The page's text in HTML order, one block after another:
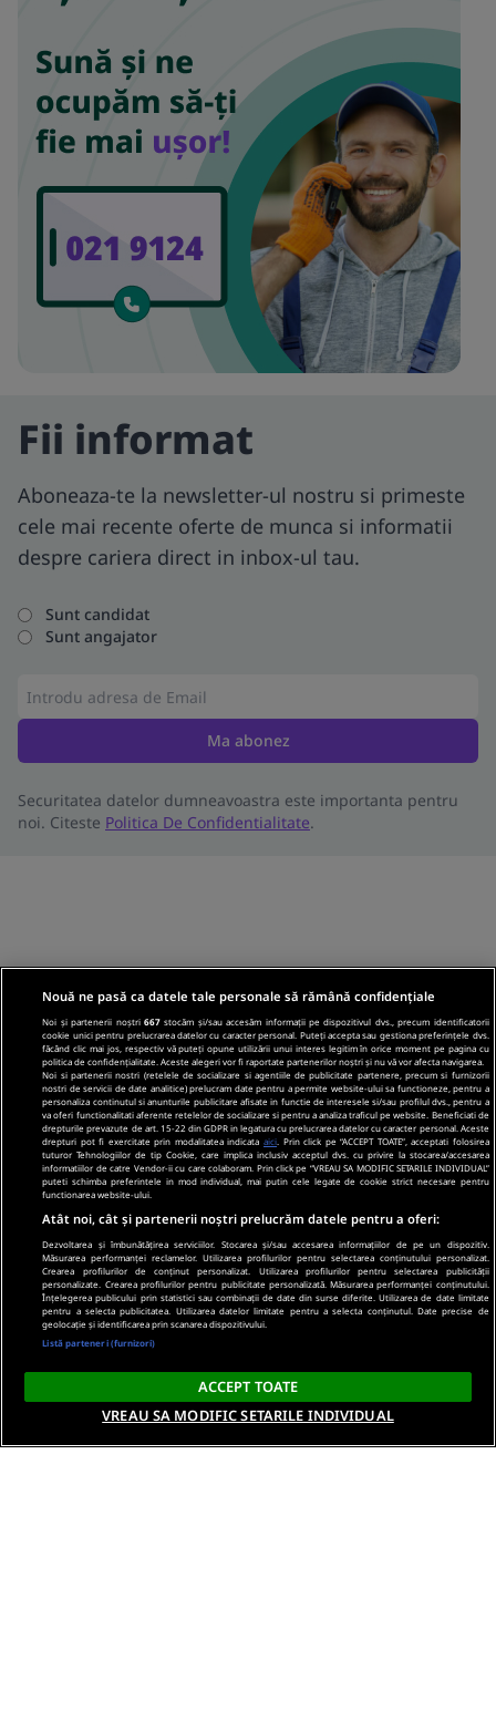
Fii informat
Aboneaza-te la newsletter-ul nostru si primeste
cele mai recente oferte de munca si informatii
despre cariera direct in inbox-ul tau.
Sunt candidat
Sunt angajator
Ma abonez
Securitatea datelor dumneavoastra este importanta pentru
noi. Citeste Politica De Confidentialitate.
Nouă ne pasă ca datele tale personale să rămână confidențiale
Noi și partenerii noștri667 stocăm și/sau accesăm informații pe dispozitivul dvs., precum identificatorii
cookie unici pentru prelucrarea datelor cu caracter personal. Puteți accepta sau gestiona preferințele dvs.
făcând clic mai jos, respectiv vă puteți opune utilizării unui interes legitim în orice moment pe pagina cu
politica de confidențialitate. Aceste alegeri vor fi raportate partenerilor noștri și nu vă vor afecta navigarea.
Noi si partenerii nostri (retelele de socializare si agentiile de publicitate partenere, precum si furnizorii
nostri de servicii de date analitice) prelucram date pentru a permite website-ului sa functioneze, pentru a
personaliza continutul si anunturile publicitare afisate in functie de interesele si/sau profilul dvs., pentru a
va oferi functionalitati aferente retelelor de socializare si pentru a analiza traficul pe website. Beneficiati de
drepturile prevazute de art. 15-22 din GDPR in legatura cu prelucrarea datelor cu caracter personal. Aceste
drepturi pot fi exercitate prin modalitatea indicata aici . Prin click pe “ACCEPT TOATE”, acceptati folosirea
tuturor Tehnologiilor de tip Cookie, care implica inclusiv acceptul dvs. cu privire la stocarea/accesarea
informatiilor de catre Vendor-ii cu care colaboram. Prin click pe “VREAU SA MODIFIC SETARILE INDIVIDUAL”
puteti schimba preferintele in mod individual, mai putin cele legate de cookie strict necesare pentru
functionarea website-ului.
Atât noi, cât și partenerii noștri prelucrăm datele pentru a oferi:
Dezvoltarea și îmbunătățirea serviciilor. Stocarea și/sau accesarea informațiilor de pe un dispozitiv.
Măsurarea performanței reclamelor. Utilizarea profilurilor pentru selectarea conținutului personalizat.
Crearea profilurilor de conținut personalizat. Utilizarea profilurilor pentru selectarea publicității
personalizate. Crearea profilurilor pentru publicitate personalizată. Măsurarea performanței conținutului.
Înțelegerea publicului prin statistici sau combinații de date din surse diferite. Utilizarea de date limitate
pentru a selecta publicitatea. Utilizarea datelor limitate pentru a selecta conținutul. Date precise de
geolocație și identificarea prin scanarea dispozitivului.
Listă parteneri (furnizori)
ACCEPT TOATE
VREAU SA MODIFIC SETARILE INDIVIDUAL